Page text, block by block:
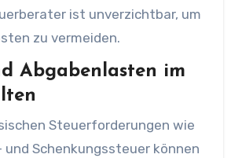
ist unverzichtbar, um
zu vermeiden.
Abgabenlasten im
Steuerforderungen wie
Schenkungssteuer können